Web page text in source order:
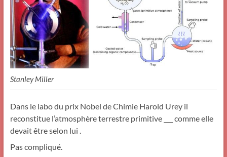
Stanley Miller
Dans le labo du prix Nobel de Chimie Harold Urey il
reconstitue l’atmosphère terrestre primitive ___ comme elle
devait être selon lui .
Pas compliqué.